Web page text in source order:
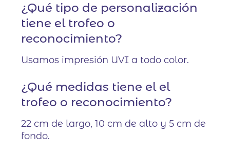
¿Qué tipo de personalización
tiene el trofeo o
reconocimiento?
Usamos impresión UVI a todo color.
¿Qué medidas tiene el el
trofeo o reconocimiento?
22 cm de largo, 10 cm de alto y 5 cm de
fondo.